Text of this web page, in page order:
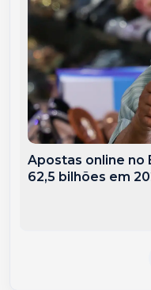
Apostas online no
62,5 bilhões em